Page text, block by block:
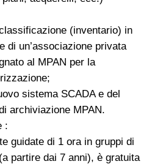
(inventario) in
di un’associazione privata
al MPAN per la
sistema SCADA e del
archiviazione MPAN.
:
guidate di 1 ora in gruppi di
partire dai 7 anni), è gratuita